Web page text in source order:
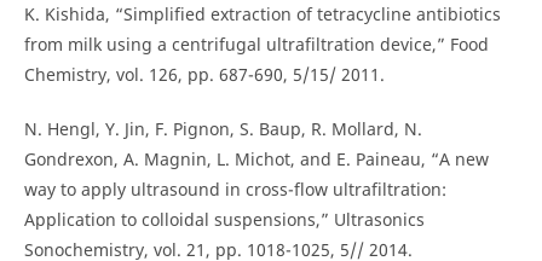
K. Kishida, “Simplified extraction of tetracycline antibiotics
from milk using a centrifugal ultrafiltration device,” Food
Chemistry, vol. 126, pp. 687-690, 5/15/ 2011.
N. Hengl, Y. Jin, F. Pignon, S. Baup, R. Mollard, N.
Gondrexon, A. Magnin, L. Michot, and E. Paineau, “A new
way to apply ultrasound in cross-flow ultrafiltration:
Application to colloidal suspensions,” Ultrasonics
Sonochemistry, vol. 21, pp. 1018-1025, 5// 2014.